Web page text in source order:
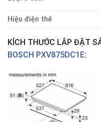
Hiệu điện thế
KÍCH THƯỚC LẮP ĐẶT
BOSCH PXV875DC1E: